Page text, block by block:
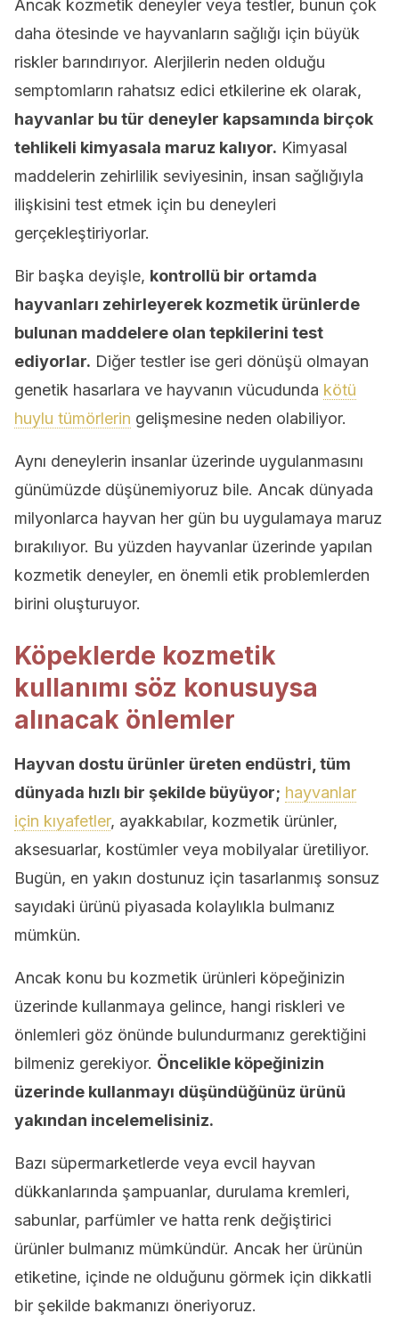
Ancak kozmetik deneyler veya testler, bunun çok
daha ötesinde ve hayvanların sağlığı için büyük
riskler barındırıyor. Alerjilerin neden olduğu
semptomların rahatsız edici etkilerine ek olarak,
hayvanlar bu tür deneyler kapsamında birçok
tehlikeli kimyasala maruz kalıyor. Kimyasal
maddelerin zehirlilik seviyesinin, insan sağlığıyla
ilişkisini test etmek için bu deneyleri
gerçekleştiriyorlar.
Bir başka deyişle, kontrollü bir ortamda
hayvanları zehirleyerek kozmetik ürünlerde
bulunan maddelere olan tepkilerini test
ediyorlar. Diğer testler ise geri dönüşü olmayan
genetik hasarlara ve hayvanın vücudunda kötü
huylu tümörlerin gelişmesine neden olabiliyor.
Aynı deneylerin insanlar üzerinde uygulanmasını
günümüzde düşünemiyoruz bile. Ancak dünyada
milyonlarca hayvan her gün bu uygulamaya maruz
bırakılıyor. Bu yüzden hayvanlar üzerinde yapılan
kozmetik deneyler, en önemli etik problemlerden
birini oluşturuyor.
Köpeklerde kozmetik
kullanımı söz konusuysa
alınacak önlemler
Hayvan dostu ürünler üreten endüstri, tüm
dünyada hızlı bir şekilde büyüyor; hayvanlar
için kıyafetler, ayakkabılar, kozmetik ürünler,
aksesuarlar, kostümler veya mobilyalar üretiliyor.
Bugün, en yakın dostunuz için tasarlanmış sonsuz
sayıdaki ürünü piyasada kolaylıkla bulmanız
mümkün.
Ancak konu bu kozmetik ürünleri köpeğinizin
üzerinde kullanmaya gelince, hangi riskleri ve
önlemleri göz önünde bulundurmanız gerektiğini
bilmeniz gerekiyor. Öncelikle köpeğinizin
üzerinde kullanmayı düşündüğünüz ürünü
yakından incelemelisiniz.
Bazı süpermarketlerde veya evcil hayvan
dükkanlarında şampuanlar, durulama kremleri,
sabunlar, parfümler ve hatta renk değiştirici
ürünler bulmanız mümkündür. Ancak her ürünün
etiketine, içinde ne olduğunu görmek için dikkatli
bir şekilde bakmanızı öneriyoruz.